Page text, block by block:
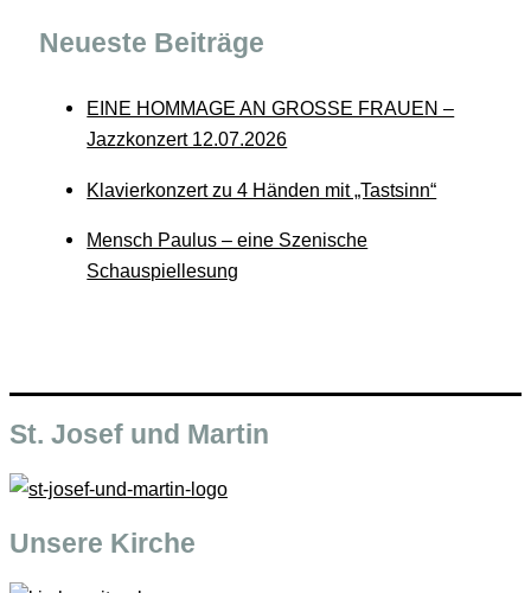
Neueste Beiträge
EINE HOMMAGE AN GROSSE FRAUEN –
Jazzkonzert 12.07.2026
Klavierkonzert zu 4 Händen mit „Tastsinn“
Mensch Paulus – eine Szenische
Schauspiellesung
St. Josef und Martin
Unsere Kirche